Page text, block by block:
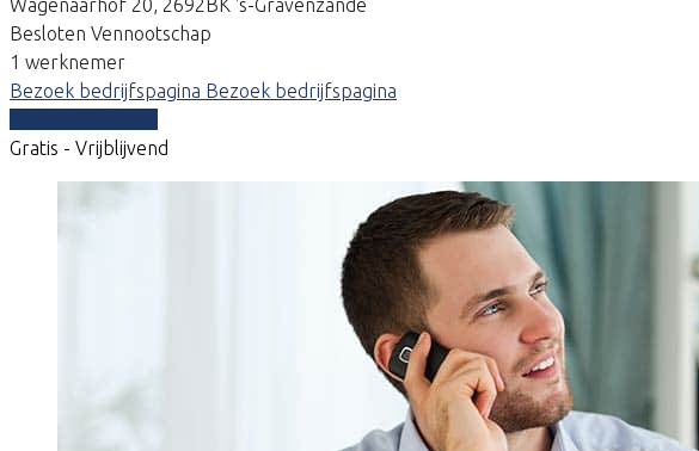
Wagenaarhof 20, 2692BK 's-Gravenzande
Besloten Vennootschap
1 werknemer
Bezoek bedrijfspagina Bezoek bedrijfspagina
Gratis - Vrijblijvend